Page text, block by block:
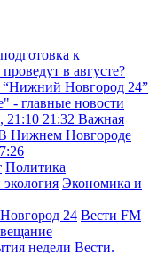
к
в августе?
“Нижний Новгород 24”
- главные новости
21:10 21:32 Важная
Нижнем Новгороде
Политика
Экономика и
24 Вести FM
недели Вести.